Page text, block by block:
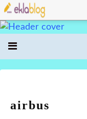
airbus